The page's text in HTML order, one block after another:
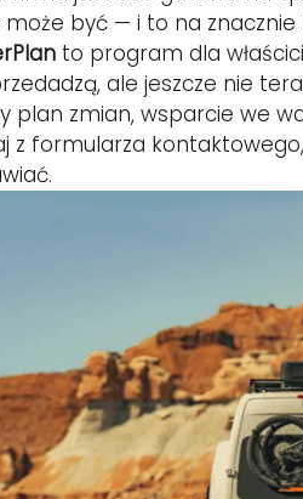
być — i to na znacznie
to program dla
ale jeszcze nie
plan zmian, wsparcie we
z formularza